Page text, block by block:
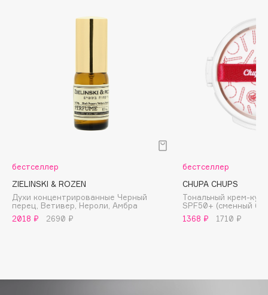
Boadicea The Victorious
BORK
Brunello Cucinelli
Bvlgari
by TERRY
бестселлер
ZIELINSKI & ROZEN
Духи концентрированные Черный
перец, Ветивер, Нероли, Амбра
2018 ₽
2690 ₽
бестселлер
CHUPA CHUPS
Тональный крем-
SPF50+ (сменный
1368 ₽
1710 ₽